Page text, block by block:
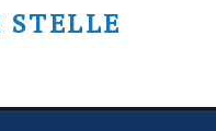
STELLE